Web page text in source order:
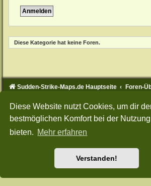
Diese Website nutzt Cookies, um dir
bestmöglichen Komfort bei der
bieten. Mehr erfahren
Verstanden!
Diese Kategorie hat keine Foren.
Sudden-Strike-Maps.de Hauptseite Foren-
Powered byphpBB
® Forum Software © phpBB Limited
Style: Green-Style-Split by Joyce&LunaphpBB-Style-